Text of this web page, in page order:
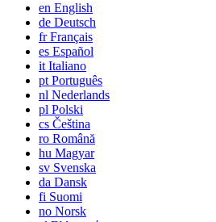
en English
de Deutsch
frFrançais
es Español
it Italiano
pt Português
nl Nederlands
pl Polski
cs Čeština
ro Română
hu Magyar
sv Svenska
da Dansk
fi Suomi
no Norsk